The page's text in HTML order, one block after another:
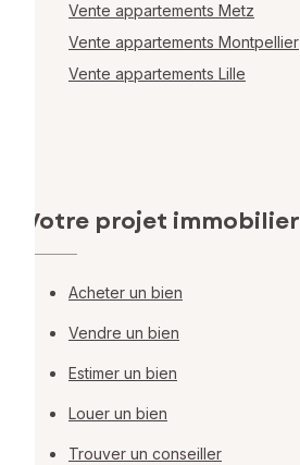
Vente appartements Metz
Vente appartements Montpellier
Vente appartements Lille
Votre projet immobilier
Acheter un bien
Vendre un bien
Estimer un bien
Louer un bien
Trouver un conseiller